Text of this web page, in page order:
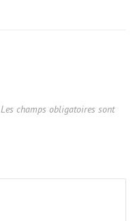
Les champs obligatoires sont